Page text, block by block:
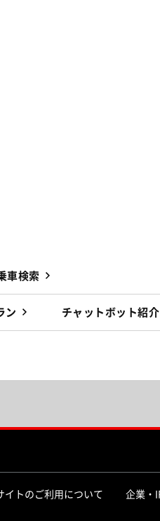
車検索
ン チャットボット紹介
イトのご利用について 企業・